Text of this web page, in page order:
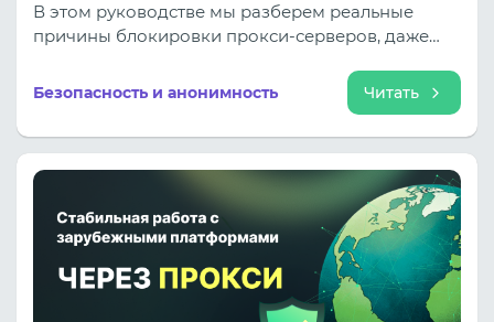
В этом руководстве мы разберем реальные
причины блокировки прокси-серверов, даже
объясним, как на самом деле работают
современные системы обнаружения.
Безопасность и анонимность Читать